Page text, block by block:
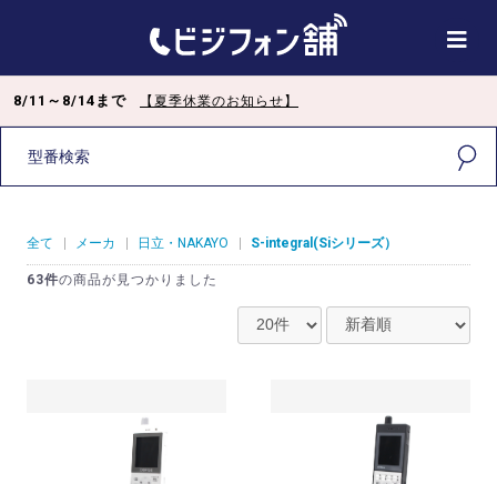
8/11～8/14まで 【夏季休業のお知らせ】
全て メーカ 日立・NAKAYO S-integral(Siシリーズ）
63件の商品が見つかりました